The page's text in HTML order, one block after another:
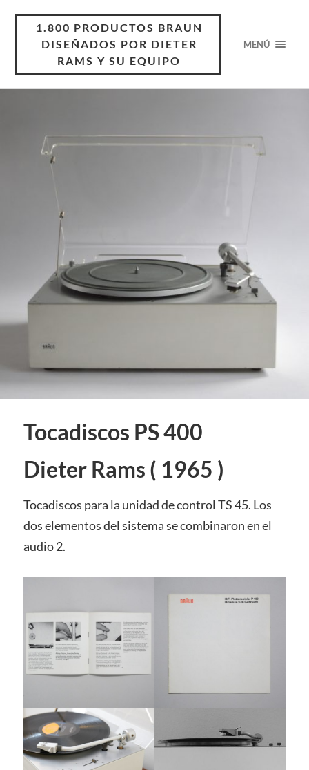
1.800 PRODUCTOS BRAUN
DISEÑADOS POR DIETER
RAMS Y SU EQUIPO
MENÚ
Tocadiscos PS 400
Dieter Rams ( 1965 )
Tocadiscos para la unidad de control TS 45. Los
dos elementos del sistema se combinaron en el
audio 2.